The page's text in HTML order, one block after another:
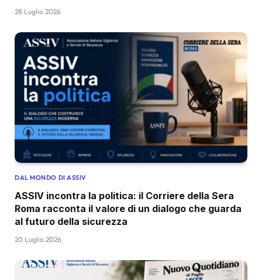
28 Luglio 2026
DAL MONDO DI ASSIV
ASSIV incontra la politica: il Corriere della Sera
Roma racconta il valore di un dialogo che guarda
al futuro della sicurezza
20 Luglio 2026